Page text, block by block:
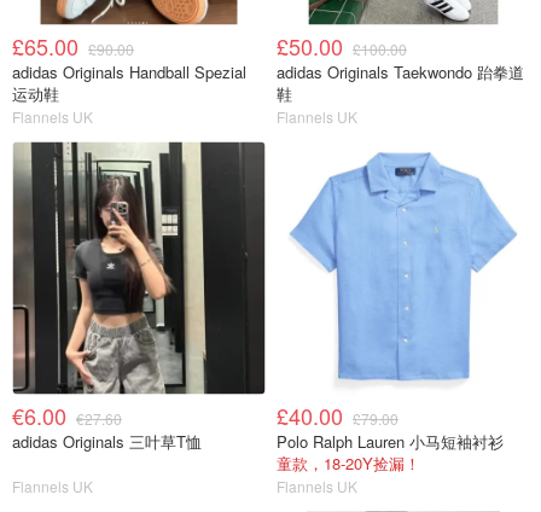
£65.00 £90.00
adidas Originals Handball Spezial
运动鞋
Flannels UK
£50.00 £100.00
adidas Originals Taekwondo 跆拳道
鞋
Flannels UK
€6.00 €27.60
adidas Originals 三叶草T恤
Flannels UK
£40.00 £79.00
Polo Ralph Lauren 小马短袖衬衫
童款，18-20Y捡漏！
Flannels UK